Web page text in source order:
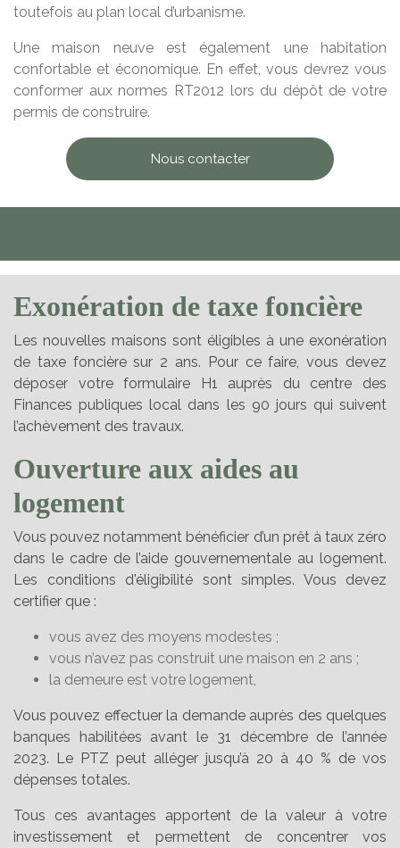
toutefois au plan local d’urbanisme.
Une maison neuve est également une habitation
confortable et économique. En effet, vous devrez vous
conformer aux normes RT2012 lors du dépôt de votre
permis de construire.
Nous contacter
Exonération de taxe foncière
Les nouvelles maisons sont éligibles à une exonération
de taxe foncière sur 2 ans. Pour ce faire, vous devez
déposer votre formulaire H1 auprès du centre des
Finances publiques local dans les 90 jours qui suivent
l’achèvement des travaux.
Ouverture aux aides au
logement
Vous pouvez notamment bénéficier d’un prêt à taux zéro
dans le cadre de l’aide gouvernementale au logement.
Les conditions d'éligibilité sont simples. Vous devez
certifier que :
vous avez des moyens modestes ;
vous n’avez pas construit une maison en 2 ans ;
la demeure est votre logement,
Vous pouvez effectuer la demande auprès des quelques
banques habilitées avant le 31 décembre de l’année
2023. Le PTZ peut alléger jusqu’à 20 à 40 % de vos
dépenses totales.
Tous ces avantages apportent de la valeur à votre
investissement et permettent de concentrer vos